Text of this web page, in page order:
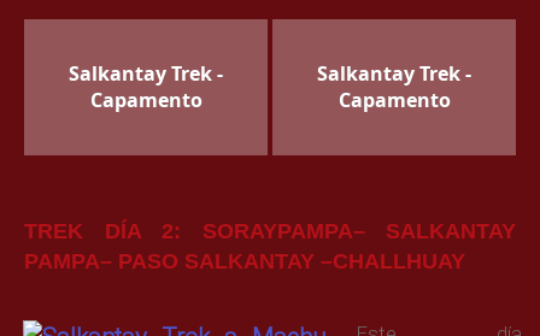
Salkantay Trek -
Capamento
Salkantay Trek -
Capamento
TREK DÍA 2: SORAYPAMPA– SALKANTAY
PAMPA– PASO SALKANTAY –CHALLHUAY